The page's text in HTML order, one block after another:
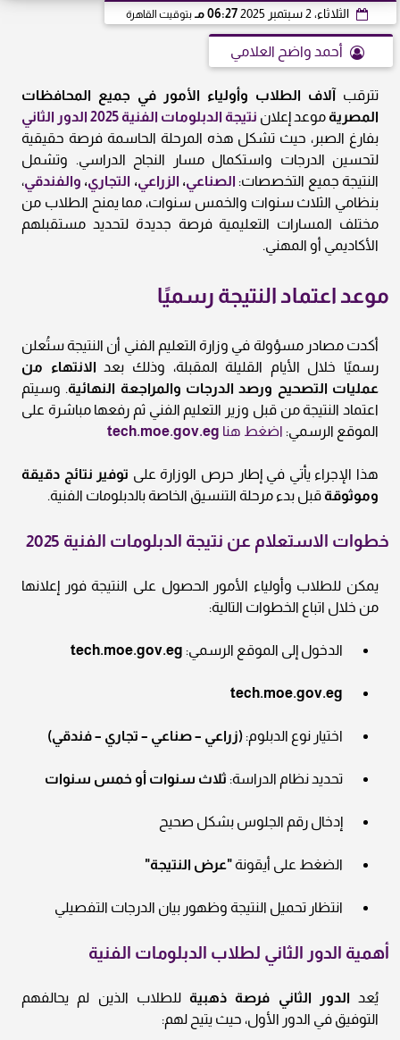
الثلاثاء، 2 سبتمبر 2025 06:27 مـ بتوقيت القاهرة
أحمد واضح العلامي
تترقب آلاف الطلاب وأولياء الأمور في جميع المحافظات
المصريةموعد إعلان نتيجة الدبلومات الفنية 2025 الدور الثاني
بفارغ الصبر، حيث تشكل هذه المرحلة الحاسمة فرصة حقيقية
لتحسين الدرجات واستكمال مسار النجاح الدراسي. وتشمل
النتيجة جميع التخصصات: الصناعي، الزراعي، التجاري، والفندقي،
بنظامي الثلاث سنوات والخمس سنوات، مما يمنح الطلاب من
مختلف المسارات التعليمية فرصة جديدة لتحديد مستقبلهم
الأكاديمي أو المهني.
موعد اعتماد النتيجة رسميًا
أكدت مصادر مسؤولة في وزارة التعليم الفني أن النتيجة ستُعلن
رسميًا خلال الأيام القليلة المقبلة، وذلك بعد الانتهاء من
عمليات التصحيح ورصد الدرجات والمراجعة النهائية. وسيتم
اعتماد النتيجة من قبل وزير التعليم الفني ثم رفعها مباشرة على
الموقع الرسمي: اضغط هنا tech.moe.gov.eg
هذا الإجراء يأتي في إطار حرص الوزارة على توفير نتائج دقيقة
وموثوقةقبل بدء مرحلة التنسيق الخاصة بالدبلومات الفنية.
خطوات الاستعلام عن نتيجة الدبلومات الفنية 2025
يمكن للطلاب وأولياء الأمور الحصول على النتيجة فور إعلانها
من خلال اتباع الخطوات التالية:
الدخول إلى الموقع الرسمي: tech.moe.gov.eg
tech.moe.gov.eg
اختيار نوع الدبلوم: (زراعي – صناعي – تجاري – فندقي)
تحديد نظام الدراسة: ثلاث سنوات أو خمس سنوات
إدخال رقم الجلوس بشكل صحيح
الضغط على أيقونة "عرض النتيجة"
انتظار تحميل النتيجة وظهور بيان الدرجات التفصيلي
أهمية الدور الثاني لطلاب الدبلومات الفنية
يُعد الدور الثاني فرصة ذهبية للطلاب الذين لم يحالفهم
التوفيق في الدور الأول، حيث يتيح لهم: